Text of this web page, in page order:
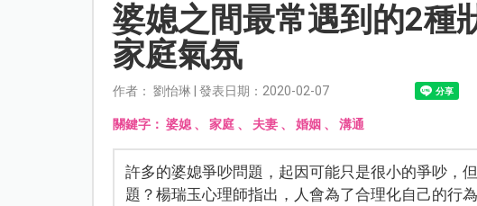
婆媳之間最常遇到的2種
家庭氣氛
作者： 劉怡琳 | 發表日期：2020-02-07
關鍵字： 婆媳、 家庭、 夫妻、 婚姻 、 溝通
許多的婆媳爭吵問題，起因可能只是很小的爭吵，
題？楊瑞玉心理師指出，人會為了合理化自己的行